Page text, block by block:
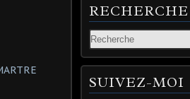
RECHERCHE
SUIVEZ-MOI